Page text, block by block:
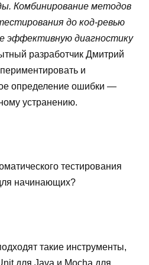
Комбинирование методов
до код-ревью
эффективную диагностику
разработчик Дмитрий
и
определение ошибки —
устранению.
тестирования
начинающих?
такие инструменты,
для Java и Mocha для